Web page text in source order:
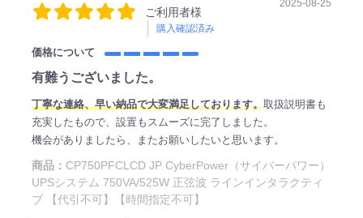
ご利用者様
購入確認済み
2025-08-25
価格について
有難うございました。
丁寧な連絡、早い納品で大変満足しております。取扱説明書も
充実したもので、設置もスムーズに完了しました。
機会がありましたら、またお願いしたいと思います。
商品： CP750PFCLCD JP CyberPower（サイバーパワー）
UPSシステム 750VA/525W 正弦波 ラインインタラクティ
ブ 【代引不可】【時間指定不可】